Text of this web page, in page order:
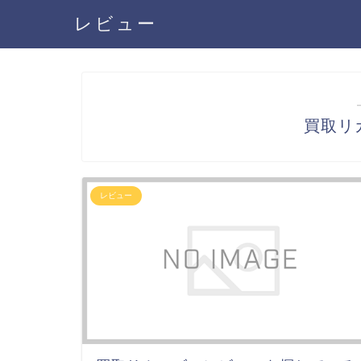
レビュー
買取リ
レビュー